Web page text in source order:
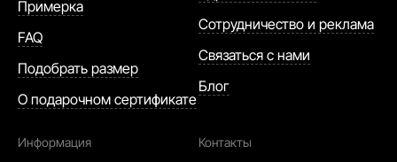
Примерка
FAQ
Подобрать размер
О подарочном сертификате
Сотрудничество и реклама
Связаться с нами
Блог
Информация Контакты